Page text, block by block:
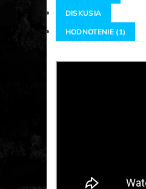
DISKUSIA
HODNOTENIE (1)